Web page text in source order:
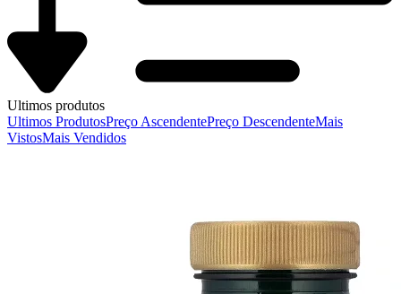
Ultimos produtos
Ultimos ProdutosPreço AscendentePreço DescendenteMais
VistosMais Vendidos